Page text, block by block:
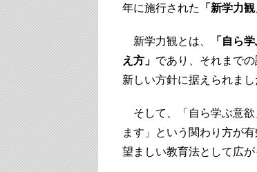
年に施行された
「新学力観
新学力観とは、
「自ら
え方」 であり、それまで
新しい方針に据えられまし
そして、「自ら学ぶ意欲
ます」という関わり方が
望ましい教育法として広が